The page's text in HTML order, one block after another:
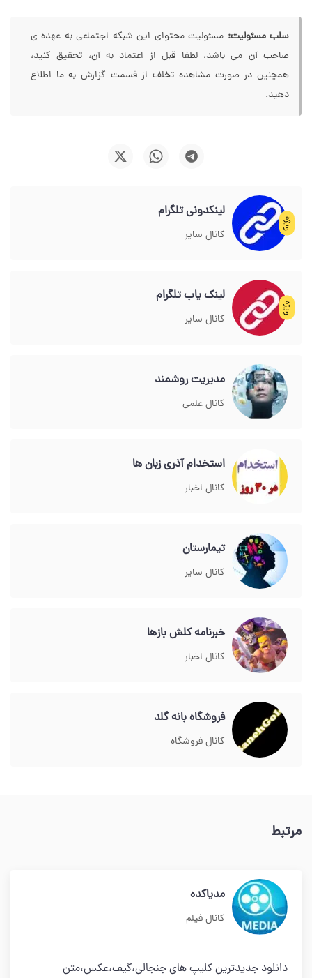
سلب مسئولیت: مسئولیت محتوای این شبکه اجتماعی به عهده ی
صاحب آن می باشد، لطفا قبل از اعتماد به آن، تحقیق کنید،
همچنین در صورت مشاهده تخلف از قسمت گزارش به ما اطلاع
دهید.
ویژه
لینکدونی تلگرام
کانال سایر
ویژه
لینک یاب تلگرام
کانال سایر
مدیریت روشمند
کانال علمی
استخدام آذری زبان ها
کانال اخبار
تیمارستان
کانال سایر
خبرنامه کلش بازها
کانال اخبار
فروشگاه بانه گلد
کانال فروشگاه
مرتبط
مدیاکده
کانال فیلم
دانلود جدیدترین کلیپ های جنجالی،گیف،عکس،متن